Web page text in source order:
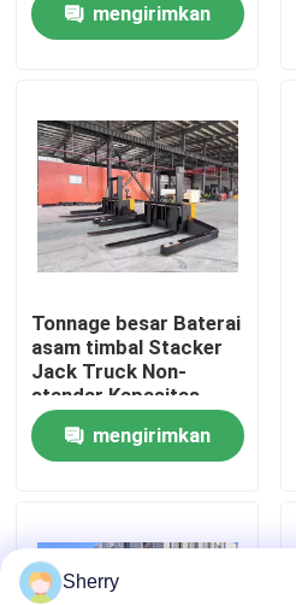
Tentang kami
Tur Pabrik
Hubungi kami
Berita
Forklift Pallet Listrik
mengirimkan
Tonnage besar Baterai
asam timbal Stacker
Jack Truck Non-
standar Kapasitas
6000 KG 6 Ton
Aktivitas Chain
Forging Fork
mengirimkan
Sherry